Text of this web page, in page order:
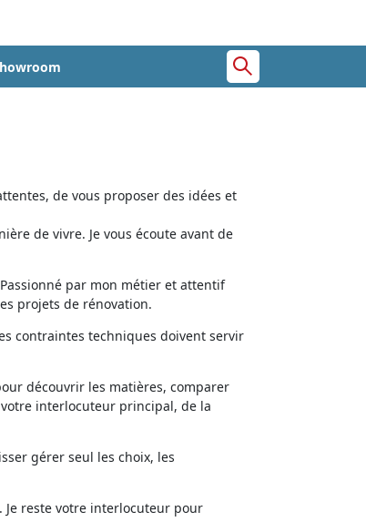
de vous proposer des idées et
de vivre. Je vous écoute avant de
par mon métier et attentif
projets de rénovation.
contraintes techniques doivent servir
découvrir les matières, comparer
interlocuteur principal, de la
gérer seul les choix, les
reste votre interlocuteur pour